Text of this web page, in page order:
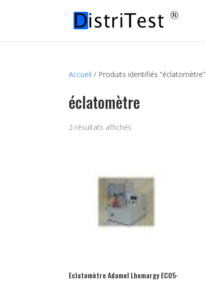
Accueil / Produits identifiés “éclatomètre”
éclatomètre
2 résultats affichés
Eclatomètre Adamel Lhomargy EC05-